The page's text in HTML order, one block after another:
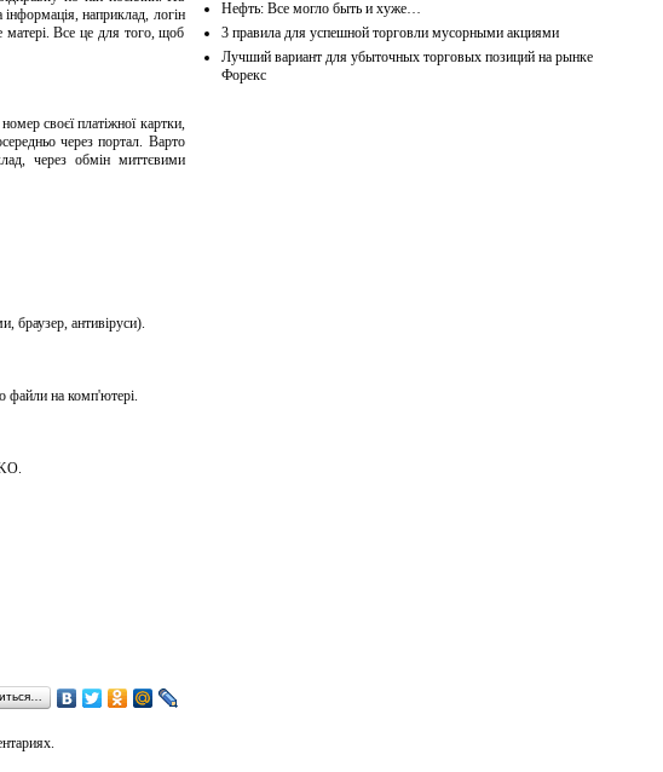
інформація, наприклад, логін
матері. Все це для того, щоб
своєї платіжної картки,
через портал. Варто
через обмін миттєвими
браузер, антивіруси).
файли на комп'ютері.
Нефть: Все могло быть и хуже…
3 правила для успешной торговли мусорными акциями
Лучший вариант для убыточных торговых позиций на рынке
Форекс